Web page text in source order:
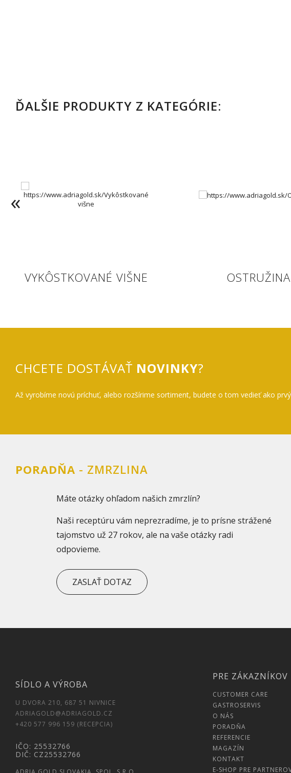
ĎALŠIE PRODUKTY Z KATEGÓRIE:
VYKÔSTKOVANÉ VIŠNE OSTRUŽINA
CHCETE DOSTÁVAŤ NOVINKY?
Až vyrobíme novú príchuť, alebo rozšírime sortiment, budete o tom vedieť ako
PORADŇA - ZMRZLINA
Máte otázky ohľadom našich zmrzlín?
Naši receptúru vám neprezradíme, je to prísne strážené
tajomstvo už 27 rokov, ale na vaše otázky radi
odpovieme.
ZASLAŤ DOTAZ
SÍDLO A VÝROBA
U DVORA 210, 687 51 NIVNICE
ADRIAGOLD@ADRIAGOLD.CZ
+420 577 996 159 (RECEPCIA)
IČO: 25532766
DIČ: CZ25532766
PRE ZÁKAZNÍKOV
CUSTOMER CARE
GASTROSERVIS
O NÁS
PORADŇA
REFERENCIE
MAGAZÍN
KONTAKT
E-SHOP PRE